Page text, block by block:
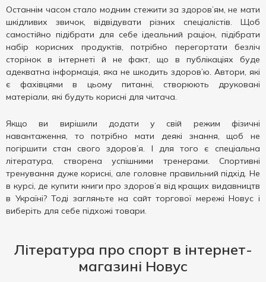
Останнім часом стало модним стежити за здоров’ям, не мати
шкідливих звичок, відвідувати різних спеціалістів. Щоб
самостійно підібрати для себе ідеальний раціон, підібрати
набір корисних продуктів, потрібно перегортати безліч
сторінок в інтернеті й не факт, що в публікаціях буде
адекватна інформація, яка не шкодить здоров’ю. Автори, які
є фахівцями в цьому питанні, створюють друковані
матеріали, які будуть корисні для читача.
Якщо ви вирішили додати у свій режим фізичні
навантаження, то потрібно мати деякі знання, щоб не
погіршити стан свого здоров’я. І для того є спеціальна
література, створена успішними тренерами. Спортивні
тренування дуже корисні, але головне правильний підхід. Не
в курсі, де купити книги про здоров’я від кращих видавництв
в Україні? Тоді загляньте на сайт торгової мережі Новус і
виберіть для себе підхожі товари.
Література про спорт в інтернет-
магазині Новус